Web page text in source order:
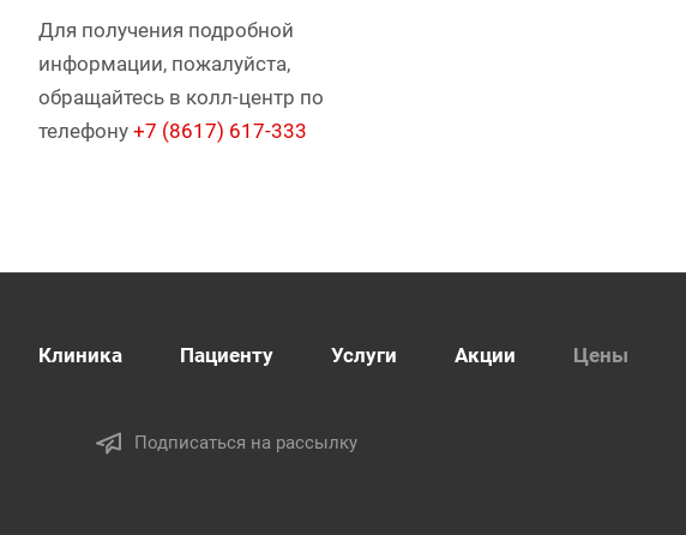
Для получения подробной
информации, пожалуйста,
обращайтесь в колл-центр по
телефону +7 (8617) 617-333
Клиника Пациенту Услуги Акции Цены
Подписаться на рассылку